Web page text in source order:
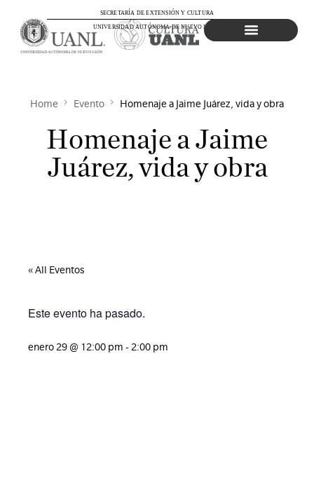
UNIVERSIDAD AUTÓNOMA DE NUEVO LEÓN
SECRETARÍA DE EXTENSIÓN Y CULTURA
Home Evento Homenaje a Jaime Juárez, vida y obra
Homenaje a Jaime
Juárez, vida y obra
« All Eventos
Este evento ha pasado.
enero 29 @ 12:00 pm -2:00 pm